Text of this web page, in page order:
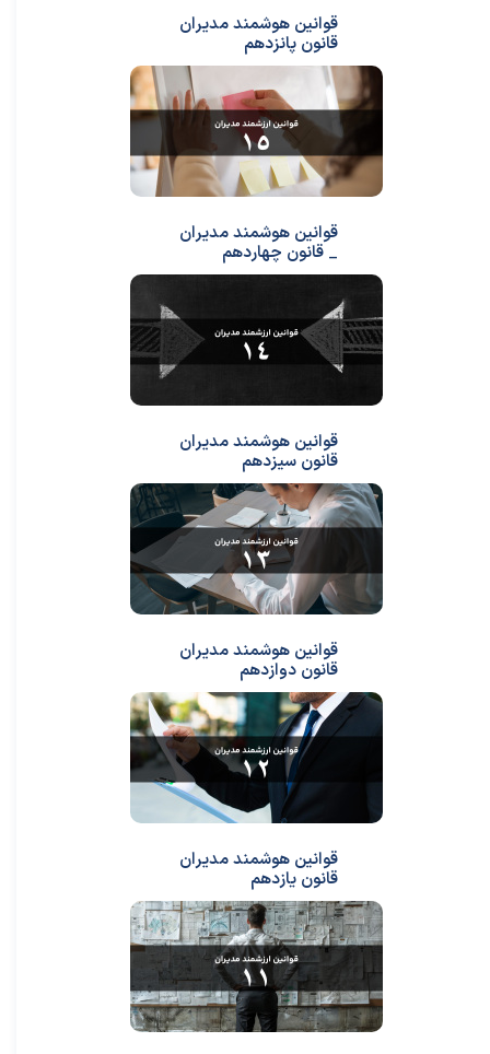
قوانین هوشمند مدیران
قانون پانزدهم
قوانین هوشمند مدیران
_ قانون چهاردهم
قوانین هوشمند مدیران
قانون سیزدهم
قوانین هوشمند مدیران
قانون دوازدهم
قوانین هوشمند مدیران
قانون یازدهم